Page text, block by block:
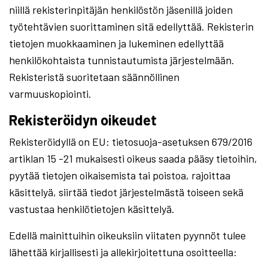
niillä rekisterinpitäjän henkilöstön jäsenillä joiden
työtehtävien suorittaminen sitä edellyttää. Rekisterin
tietojen muokkaaminen ja lukeminen edellyttää
henkilökohtaista tunnistautumista järjestelmään.
Rekisteristä suoritetaan säännöllinen
varmuuskopiointi.
Rekisteröidyn oikeudet
Rekisteröidyllä on EU: tietosuoja-asetuksen 679/2016
artiklan 15 -21 mukaisesti oikeus saada pääsy tietoihin,
pyytää tietojen oikaisemista tai poistoa, rajoittaa
käsittelyä, siirtää tiedot järjestelmästä toiseen sekä
vastustaa henkilötietojen käsittelyä.
Edellä mainittuihin oikeuksiin viitaten pyynnöt tulee
lähettää kirjallisesti ja allekirjoitettuna osoitteella: